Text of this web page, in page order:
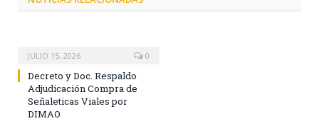
JULIO 15, 2026 0
Decreto y Doc. Respaldo
Adjudicación Compra de
Señaleticas Viales por
DIMAO